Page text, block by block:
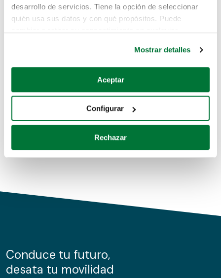
desarrollo de servicios. Tiene la opción de seleccionar
quién usa sus datos y con qué propósitos. Puede
Si lo permite, también quisiéramos:
Recopilar información sobre su ubicación geográfica
Identificar su dispositivo analizándolo activamente
para buscar características específicas (huellas
Obtenga más información sobre cómo se procesan sus
de cookies.
información sobre el uso que haga del sitio web con
nuestros partners de redes sociales, publicidad y análisis
Mostrar detalles
Aceptar
Configurar
Rechazar
Pero puedes encontrar el coche que estás
buscando en alguno de estos enlaces:
Coches de segunda mano
Coches de km0
Conduce tu futuro,
desata tu movilidad